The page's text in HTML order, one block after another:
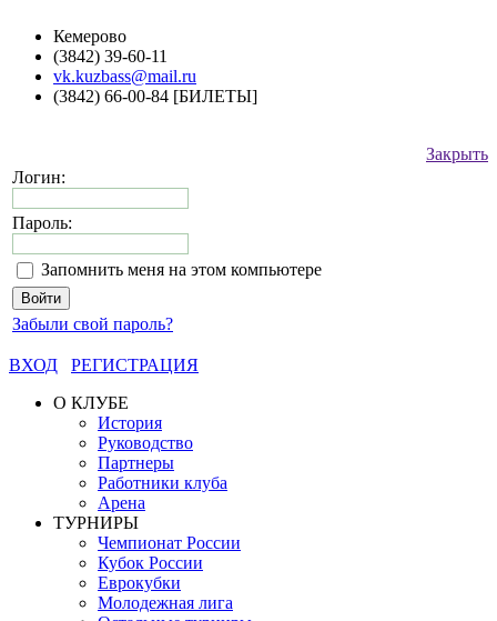
Кемерово
(3842) 39-60-11
vk.kuzbass@mail.ru
(3842) 66-00-84 [БИЛЕТЫ]
Закрыть
Логин:
Пароль:
Запомнить меня на этом компьютере
Забыли свой пароль?
ВХОД
РЕГИСТРАЦИЯ
О КЛУБЕ
История
Руководство
Партнеры
Работники клуба
Арена
ТУРНИРЫ
Чемпионат России
Кубок России
Еврокубки
Молодежная лига